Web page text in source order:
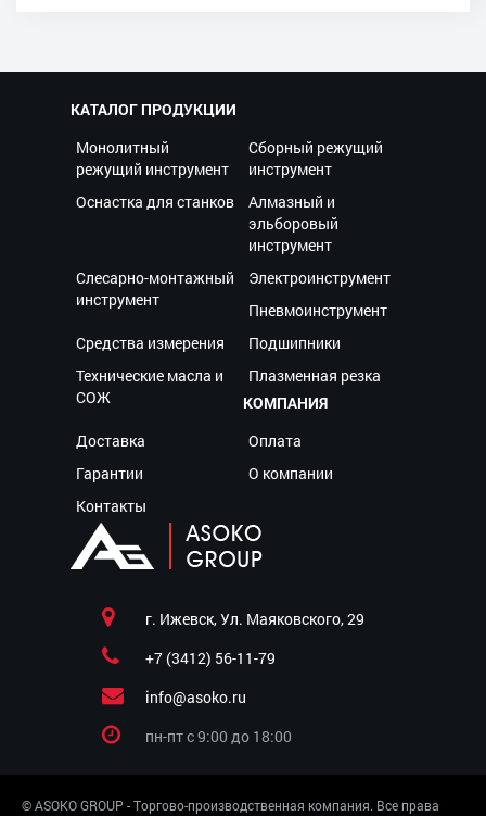
КАТАЛОГ ПРОДУКЦИИ
Монолитный
режущий инструмент
Сборный режущий
инструмент
Оснастка для станков
Алмазный и
эльборовый
инструмент
Слесарно-монтажный
инструмент
Электроинструмент
Пневмоинструмент
Средства измерения
Подшипники
Технические масла и
СОЖ
Плазменная резка
КОМПАНИЯ
Доставка
Оплата
Гарантии
О компании
Контакты
г. Ижевск, Ул. Маяковского, 29
+7 (3412) 56-11-79
info@asoko.ru
пн-пт c 9:00 до 18:00
© ASOKO GROUP - Торгово-производственная компания. Все права